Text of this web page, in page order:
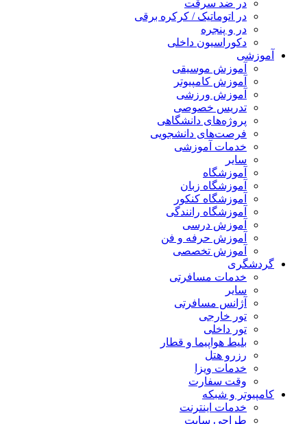
در ضد سرقت
در اتوماتیک / کرکره برقی
در و پنجره
دکوراسیون داخلی
آموزشی
آموزش موسیقی
آموزش کامپیوتر
آموزش ورزشی
تدریس خصوصی
پروژه‌های دانشگاهی
فرصت‌های دانشجویی
خدمات آموزشی
سایر
آموزشگاه
آموزشگاه زبان
آموزشگاه کنکور
آموزشگاه رانندگی
آموزش درسی
آموزش حرفه و فن
آموزش تخصصی
گردشگری
خدمات مسافرتی
سایر
آژانس مسافرتی
تور خارجی
تور داخلی
بلیط هواپیما و قطار
رزرو هتل
خدمات ویزا
وقت سفارت
کامپیوتر و شبکه
خدمات اینترنت
طراحی سایت